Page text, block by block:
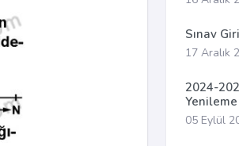
Sınav
17 Aralık
2024-
Yenileme
05 Eylül